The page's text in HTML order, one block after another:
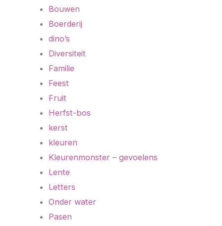
Bouwen
Boerderij
dino’s
Diversiteit
Familie
Feest
Fruit
Herfst-bos
kerst
kleuren
Kleurenmonster – gevoelens
Lente
Letters
Onder water
Pasen